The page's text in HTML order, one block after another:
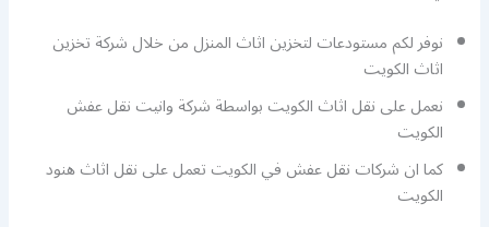
نوفر لكم مستودعات لتخزين اثاث المنزل من خلال شركة تخزين
اثاث الكويت
نعمل على نقل اثاث الكويت بواسطة شركة وانيت نقل عفش
الكويت
كما ان شركات نقل عفش في الكويت تعمل على نقل اثاث هنود
الكويت